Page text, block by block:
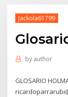
Jackola61799
by author
GLOSARIO